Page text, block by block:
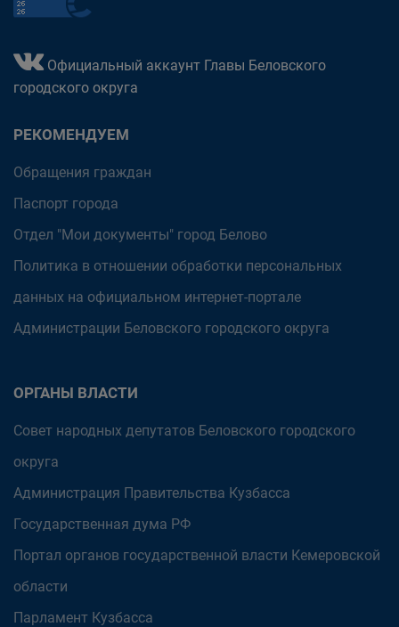
Официальный аккаунт Главы Беловского
городского округа
РЕКОМЕНДУЕМ
Обращения граждан
Паспорт города
Отдел "Мои документы" город Белово
Политика в отношении обработки персональных
данных на официальном интернет-портале
Администрации Беловского городского округа
ОРГАНЫ ВЛАСТИ
Совет народных депутатов Беловского городского
округа
Администрация Правительства Кузбасса
Государственная дума РФ
Портал органов государственной власти Кемеровской
области
Парламент Кузбасса